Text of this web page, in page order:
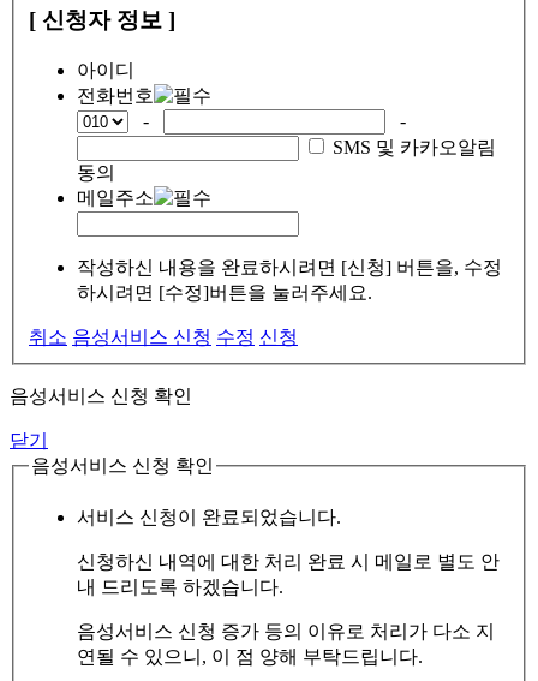
[ 신청자 정보 ]
아이디
전화번호
-
-
SMS 및 카카오알림
동의
메일주소
작성하신 내용을 완료하시려면 [신청] 버튼을, 수정
하시려면 [수정]버튼을 눌러주세요.
취소 음성서비스 신청 수정 신청
음성서비스 신청 확인
닫기
음성서비스 신청 확인
서비스 신청이 완료되었습니다.
신청하신 내역에 대한 처리 완료 시 메일로 별도 안
내 드리도록 하겠습니다.
음성서비스 신청 증가 등의 이유로 처리가 다소 지
연될 수 있으니, 이 점 양해 부탁드립니다.